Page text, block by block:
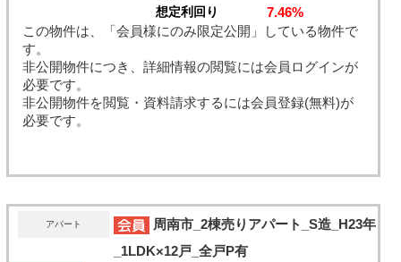
想定利回り
7.46%
この物件は、「会員様にのみ限定公開」している物件で
す。
非公開物件につき、詳細情報の閲覧には会員ログインが
必要です。
非公開物件を閲覧・資料請求するには会員登録(無料)が
必要です。
アパート
周南市_2棟売りアパート_S造_H23年
_1LDK×12戸_全戸P有